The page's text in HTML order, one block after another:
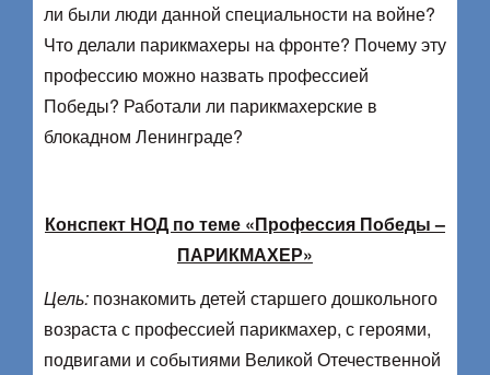
ли были люди данной специальности на войне?
Что делали парикмахеры на фронте? Почему эту
профессию можно назвать профессией
Победы? Работали ли парикмахерские в
блокадном Ленинграде?
Конспект НОД по теме «Профессия Победы –
ПАРИКМАХЕР»
Цель: познакомить детей старшего дошкольного
возраста с профессией парикмахер, с героями,
подвигами и событиями Великой Отечественной